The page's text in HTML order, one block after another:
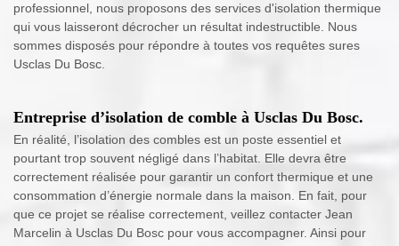
professionnel, nous proposons des services d'isolation thermique
qui vous laisseront décrocher un résultat indestructible. Nous
sommes disposés pour répondre à toutes vos requêtes sures
Usclas Du Bosc.
Entreprise d’isolation de comble à Usclas Du Bosc.
En réalité, l’isolation des combles est un poste essentiel et
pourtant trop souvent négligé dans l’habitat. Elle devra être
correctement réalisée pour garantir un confort thermique et une
consommation d’énergie normale dans la maison. En fait, pour
que ce projet se réalise correctement, veillez contacter Jean
Marcelin à Usclas Du Bosc pour vous accompagner. Ainsi pour